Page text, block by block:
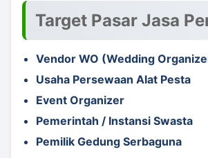
Target Pasar Jasa
Vendor WO (Wedding
Usaha Persewaan Alat Pesta
Event Organizer
Pemerintah / Instansi Swasta
Pemilik Gedung Serbaguna